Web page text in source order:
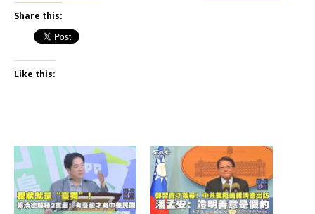
Share this:
Like this: